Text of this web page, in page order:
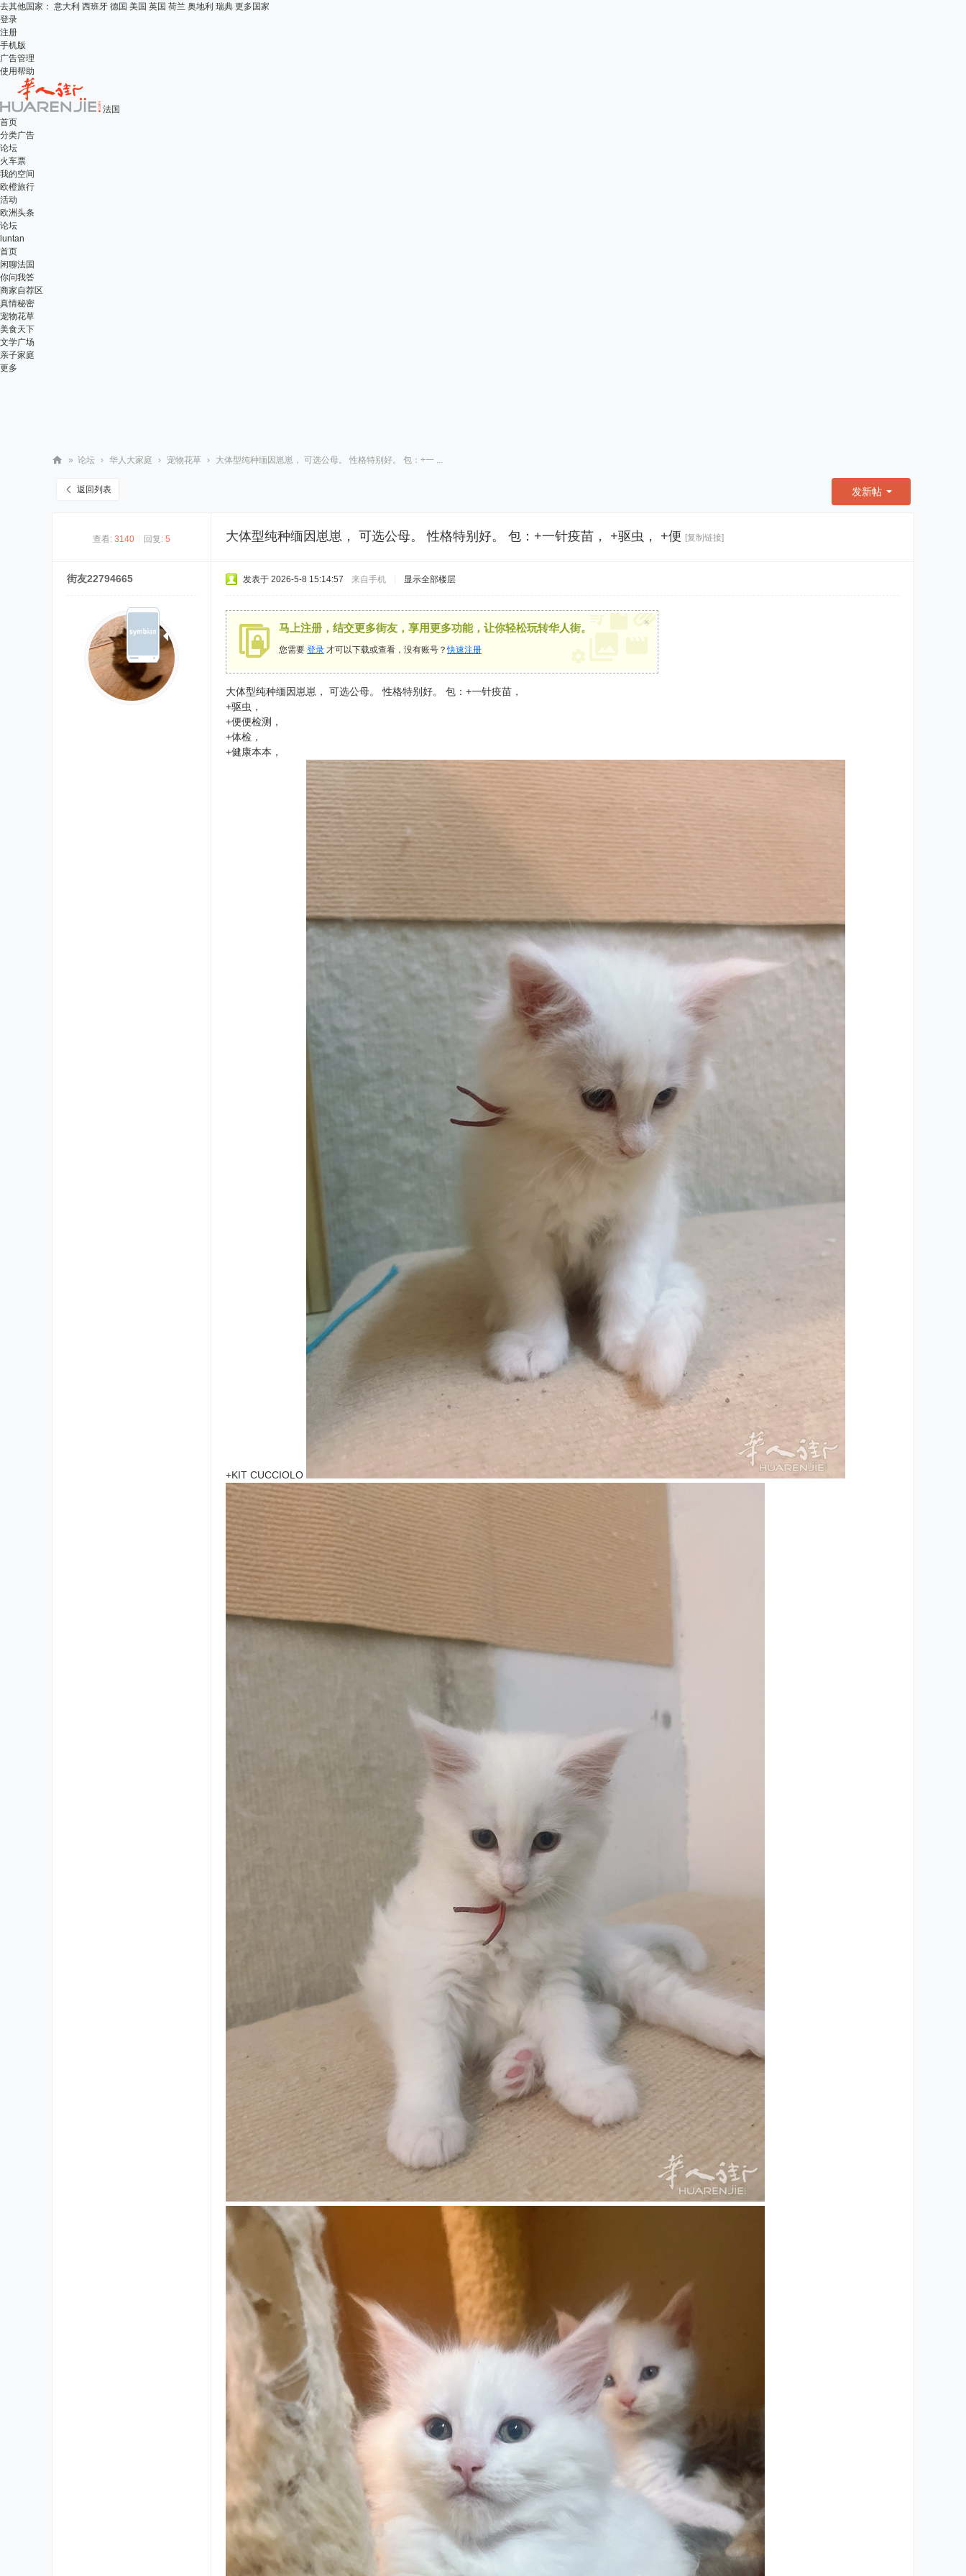
去其他国家： 意大利 西班牙 德国 美国 英国 荷兰 奥地利 瑞典 更多国家
登录
注册
手机版
广告管理
使用帮助
法国
首页
分类广告
论坛
火车票
我的空间
欧橙旅行
活动
欧洲头条
论坛
luntan
首页
闲聊法国
你问我答
商家自荐区
真情秘密
宠物花草
美食天下
文学广场
亲子家庭
更多
» 论坛 › 华人大家庭 › 宠物花草 › 大体型纯种缅因崽崽， 可选公母。 性格特别好。 包：+一 ...
返回列表 发新帖
查看: 3140 回复: 5 大体型纯种缅因崽崽， 可选公母。 性格特别好。 包：+一针疫苗， +驱虫， +便 [复制链接]
街友22794665 发表于 2026-5-8 15:14:57 来自手机 显示全部楼层
马上注册，结交更多街友，享用更多功能，让你轻松玩转华人街。
您需要 登录 才可以下载或查看，没有账号？快速注册
×
大体型纯种缅因崽崽， 可选公母。 性格特别好。 包：+一针疫苗，
+驱虫，
+便便检测，
+体检，
+健康本本，
+KIT CUCCIOLO